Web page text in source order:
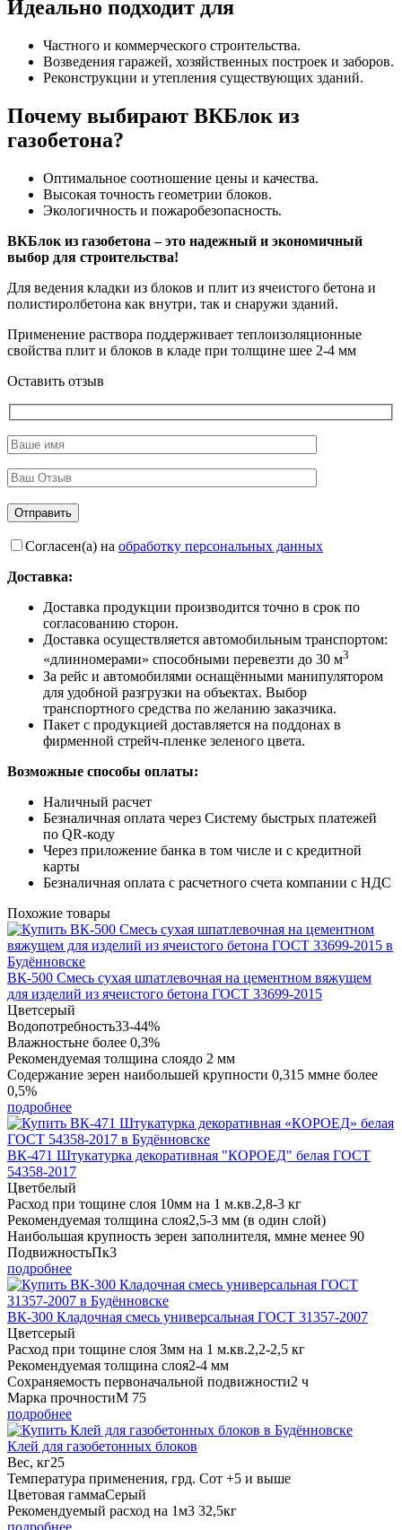
Идеально подходит для
Частного и коммерческого строительства.
Возведения гаражей, хозяйственных построек и заборов.
Реконструкции и утепления существующих зданий.
Почему выбирают ВКБлок из
газобетона?
Оптимальное соотношение цены и качества.
Высокая точность геометрии блоков.
Экологичность и пожаробезопасность.
ВКБлок из газобетона – это надежный и экономичный
выбор для строительства!
Для ведения кладки из блоков и плит из ячеистого бетона и
полистиролбетона как внутри, так и снаружи зданий.
Применение раствора поддерживает теплоизоляционные
свойства плит и блоков в кладе при толщине шее 2-4 мм
Оставить отзыв
Согласен(а) на обработку персональных данных
Доставка:
Доставка продукции производится точно в срок по
согласованию сторон.
Доставка осуществляется автомобильным транспортом:
«длинномерами» способными перевезти до 30 м3
За рейс и автомобилями оснащёнными манипулятором
для удобной разгрузки на объектах. Выбор
транспортного средства по желанию заказчика.
Пакет с продукцией доставляется на поддонах в
фирменной стрейч-пленке зеленого цвета.
Возможные способы оплаты:
Наличный расчет
Безналичная оплата через Систему быстрых платежей
по QR-коду
Через приложение банка в том числе и с кредитной
карты
Безналичная оплата с расчетного счета компании с НДС
Похожие товары
ВК-500 Смесь сухая шпатлевочная на цементном вяжущем
для изделий из ячеистого бетона ГОСТ 33699-2015
Цветсерый
Водопотребность33-44%
Влажностьне более 0,3%
Рекомендуемая толщина слоядо 2 мм
Содержание зерен наибольшей крупности 0,315 ммне более
0,5%
подробнее
ВК-471 Штукатурка декоративная "КОРОЕД" белая ГОСТ
54358-2017
Цветбелый
Расход при тощине слоя 10мм на 1 м.кв.2,8-3 кг
Рекомендуемая толщина слоя2,5-3 мм (в один слой)
Наибольшая крупность зерен заполнителя, ммне менее 90
ПодвижностьПк3
подробнее
ВК-300 Кладочная смесь универсальная ГОСТ 31357-2007
Цветсерый
Расход при тощине слоя 3мм на 1 м.кв.2,2-2,5 кг
Рекомендуемая толщина слоя2-4 мм
Сохраняемость первоначальной подвижности2 ч
Марка прочностиМ 75
подробнее
Клей для газобетонных блоков
Вес, кг25
Температура применения, грд. Сот +5 и выше
Цветовая гаммаСерый
Рекомендуемый расход на 1м3 32,5кг
подробнее